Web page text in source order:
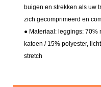
buigen en strekken als uw
zich gecomprimeerd en
● Materiaal: leggings: 70%
katoen / 15% polyester,
stretch